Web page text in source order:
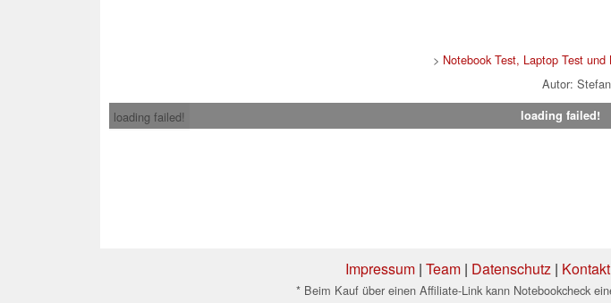
> Notebook Test, Laptop Test und
Autor:
loading failed!
loading failed!
Impressum | Team | Datenschutz | Kontakt
* Beim Kauf über einen Affiliate-Link kann Notebookcheck